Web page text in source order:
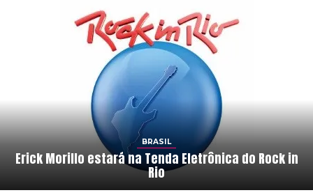
BRASIL
Erick Morillo estará na Tenda Eletrônica do Rock in
Rio